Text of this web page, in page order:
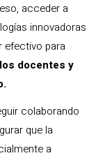
acceder a
innovadoras
efectivo para
docentes y
colaborando
que la
a